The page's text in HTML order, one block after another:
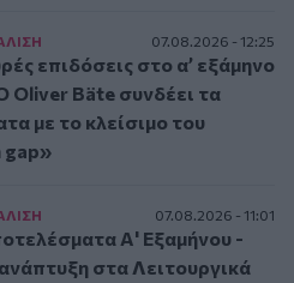
07.08.2026 - 12:25
επιδόσεις στο α’ εξάμηνο
Oliver Bäte συνδέει τα
με το κλείσιμο του
07.08.2026 - 11:01
Α' Εξαμήνου -
στα Λειτουργικά